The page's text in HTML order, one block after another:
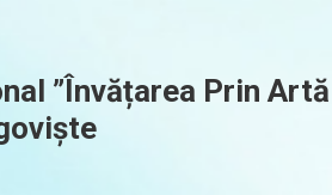
”Învățarea Prin